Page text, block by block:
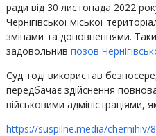
ради від 30 листопада 2022
Чернігівської міської
змінами та доповненнями.
задовольнив позов
Суд тоді використав
передбачає здійснення
військовими адміністраціями,
https://suspilne.media/chernihiv/